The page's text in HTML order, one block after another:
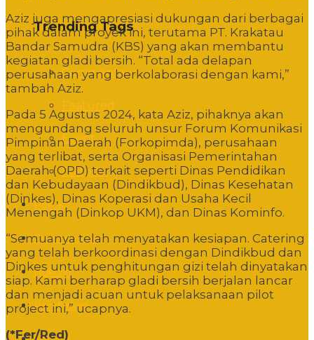
Trending Tags
Commentary
Event
Editorial
Politik
Pemerintahan
Hukum
Pendidikan
Aziz juga mengapresiasi dukungan dari berbagai
pihak dalam proyek ini, terutama PT. Krakatau
Bandar Samudra (KBS) yang akan membantu
kegiatan gladi bersih. “Total ada delapan
perusahaan yang berkolaborasi dengan kami,”
tambah Aziz.
Pada 5 Agustus 2024, kata Aziz, pihaknya akan
mengundang seluruh unsur Forum Komunikasi
Pimpinan Daerah (Forkopimda), perusahaan
yang terlibat, serta Organisasi Pemerintahan
Daerah (OPD) terkait seperti Dinas Pendidikan
dan Kebudayaan (Dindikbud), Dinas Kesehatan
(Dinkes), Dinas Koperasi dan Usaha Kecil
Menengah (Dinkop UKM), dan Dinas Kominfo.
“Semuanya telah menyatakan kesiapan. Catering
yang telah berkoordinasi dengan Dindikbud dan
Dinkes untuk penghitungan gizi telah dinyatakan
siap. Kami berharap gladi bersih berjalan lancar
dan menjadi acuan untuk pelaksanaan pilot
project ini,” ucapnya.
(*Fer/Red)